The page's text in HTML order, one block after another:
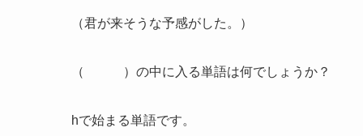
（君が来そうな予感がした。）
（ ）の中に入る単語は何でしょうか？
hで始まる単語です。